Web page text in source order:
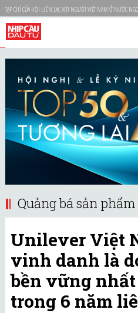
TẠP CHÍ CỦA HỘI LIÊN LẠC VỚI NGƯỜI VIỆT NAM Ở NƯỚC
Quảng bá sản
Unilever Việt
vinh danh là
bền vững
trong 6 năm